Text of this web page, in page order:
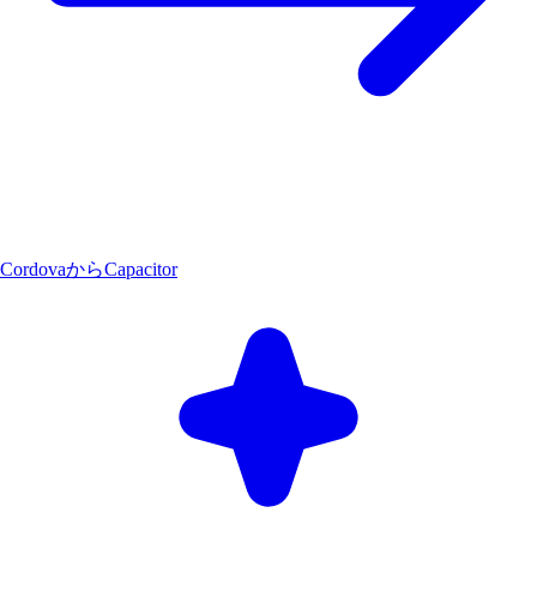
CordovaからCapacitor